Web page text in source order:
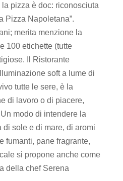
pizza è doc: riconosciuta
Pizza Napoletana”.
merita menzione la
100 etichette (tutte
Il Ristorante
soft a lume di
tutte le sere, è la
di lavoro o di piacere,
modo di intendere la
di sole e di mare, di aromi
fumanti, pane fragrante,
si propone anche come
della chef Serena